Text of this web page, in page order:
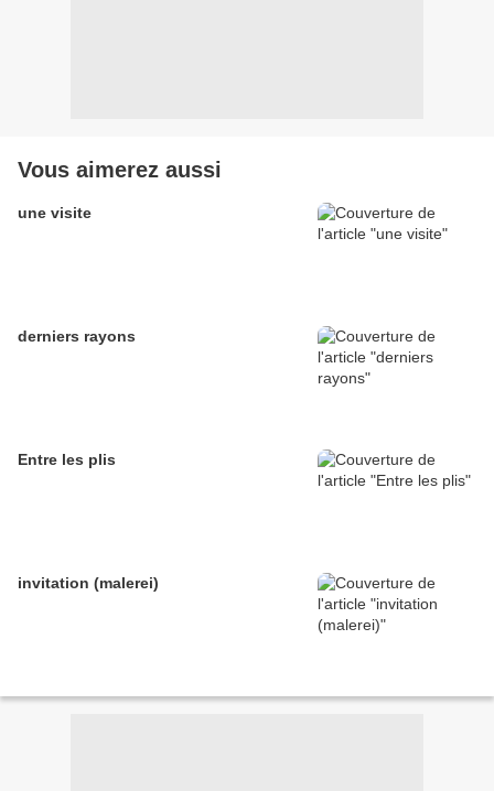
Vous aimerez aussi
une visite
derniers rayons
Entre les plis
invitation (malerei)